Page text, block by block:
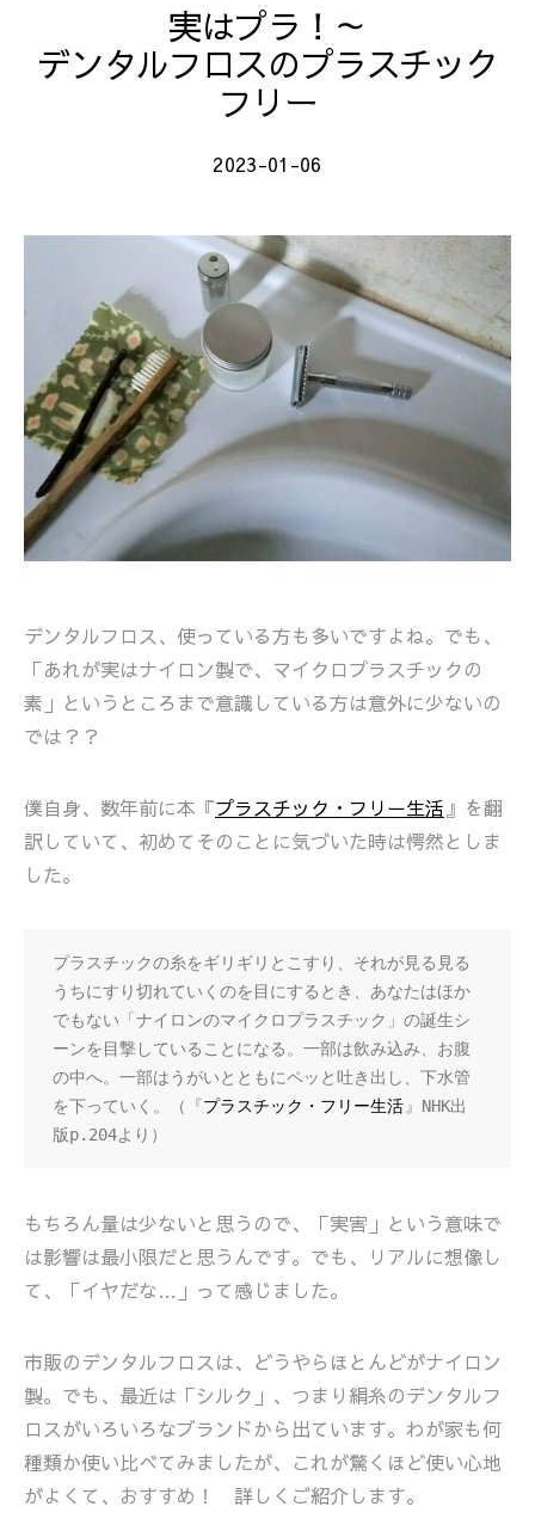
実はプラ！～
デンタルフロスのプラスチック
フリー
2023-01-06
デンタルフロス、使っている方も多いですよね。でも、
「あれが実はナイロン製で、マイクロプラスチックの
素」というところまで意識している方は意外に少ないの
では？？
僕自身、数年前に本『プラスチック・フリー生活 』を翻
訳していて、初めてそのことに気づいた時は愕然としま
した。
プラスチックの糸をギリギリとこすり、それが見る見る
うちにすり切れていくのを目にするとき、あなたはほか
でもない「ナイロンのマイクロプラスチック」の誕生シ
ーンを目撃していることになる。一部は飲み込み、お腹
の中へ。一部はうがいとともにペッと吐き出し、下水管
を下っていく。（『プラスチック・フリー生活 』NHK出
版p.204より）
もちろん量は少ないと思うので、「実害」という意味で
は影響は最小限だと思うんです。でも、リアルに想像し
て、「イヤだな…」って感じました。
市販のデンタルフロスは、どうやらほとんどがナイロン
製。でも、最近は「シルク」、つまり絹糸のデンタルフ
ロスがいろいろなブランドから出ています。わが家も何
種類か使い比べてみましたが、これが驚くほど使い心地
がよくて、おすすめ！ 詳しくご紹介します。